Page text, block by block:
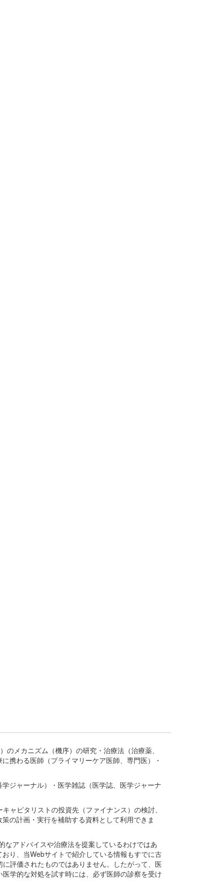
メカニズム（機序）の研究・治療法（治療薬、
携わる医師（プライマリーケア医師、専門医）・
ジャーナル）・医学雑誌（医学誌、医学ジャーナ
ャピタリストの投資先（ファイナンス）の検討、
の計画・実行を補助する資料として利用できま
アドバイスや治療法を提案しているわけではあ
り、当Webサイトで紹介している情報もすでに古
評価されたものではありません。したがって、医
学的な対処を試す時には、必ず医師の診察を受け